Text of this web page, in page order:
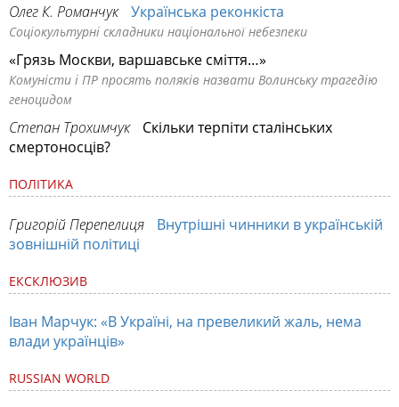
Олег К. Романчук Українська реконкіста
Соціокультурні складники національної небезпеки
«Грязь Москви, варшавське сміття…»
Комуністи і ПР просять поляків назвати Волинську трагедію
геноцидом
Степан Трохимчук
Скільки терпіти сталінських
смертоносців?
ПОЛІТИКА
Григорій Перепелиця
Внутрішні чинники в українській
зовнішній політиці
ЕКСКЛЮЗИВ
Іван Марчук: «В Україні, на превеликий жаль, нема
влади українців»
RUSSIAN WORLD